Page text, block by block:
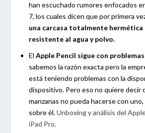
han escuchado rumores enfocados
7, los cuales dicen que por primera
una carcasa totalmente hermética
resistente al agua y polvo.
ElApple Pencil sigue con
sabemos la razón exacta pero la
está teniendo problemas con la
dispositivo. Pero eso no quiere decir
manzanas no pueda hacerse con
sobre él.Unboxing y análisis del
iPad Pro.